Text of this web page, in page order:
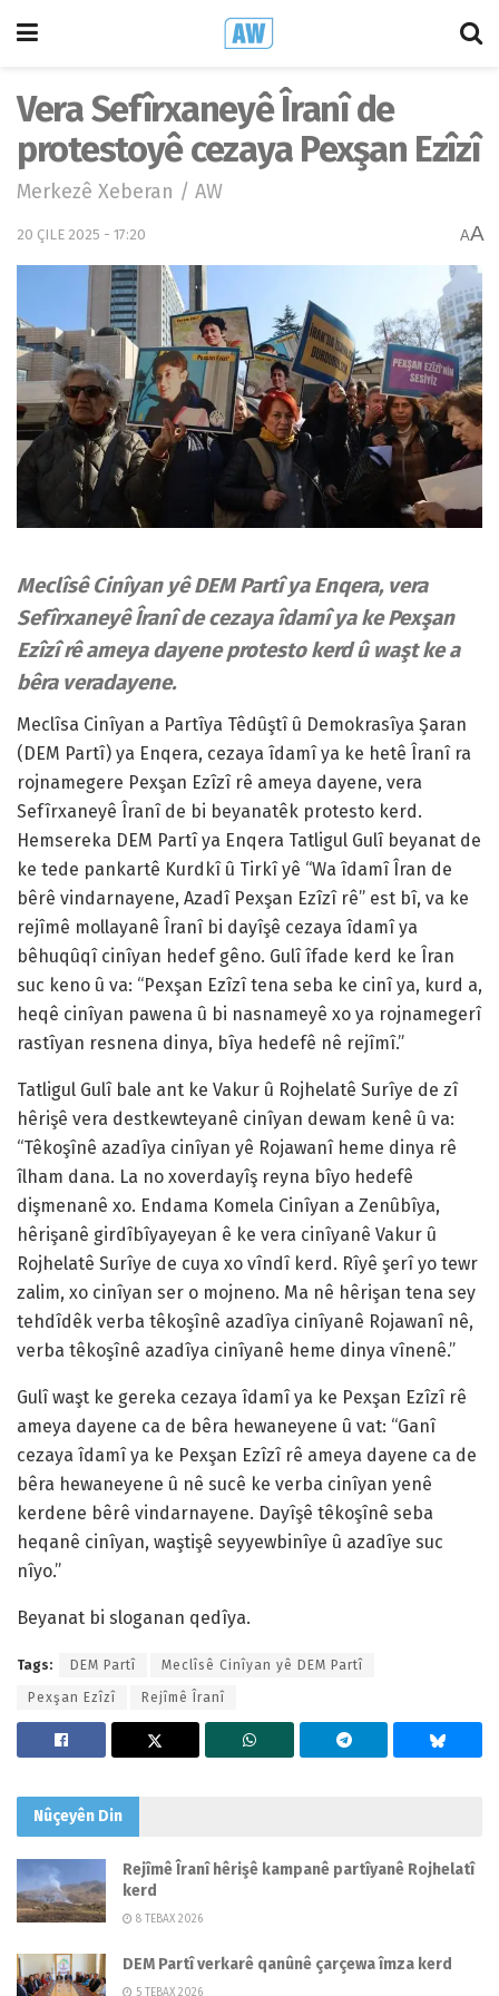
Vera Sefîrxaneyê Îranî de
protestoyê cezaya Pexşan Ezîzî
Merkezê Xeberan / AW
20 ÇILE 2025 - 17:20 AA
Meclîsê Cinîyan yê DEM Partî ya Enqera, vera
Sefîrxaneyê Îranî de cezaya îdamî ya ke Pexşan
Ezîzî rê ameya dayene protesto kerd û waşt ke a
bêra veradayene.
Meclîsa Cinîyan a Partîya Têdûştî û Demokrasîya Şaran
(DEM Partî) ya Enqera, cezaya îdamî ya ke hetê Îranî ra
rojnamegere Pexşan Ezîzî rê ameya dayene, vera
Sefîrxaneyê Îranî de bi beyanatêk protesto kerd.
Hemsereka DEM Partî ya Enqera Tatligul Gulî beyanat de
ke tede pankartê Kurdkî û Tirkî yê “Wa îdamî Îran de
bêrê vindarnayene, Azadî Pexşan Ezîzî rê” est bî, va ke
rejîmê mollayanê Îranî bi dayîşê cezaya îdamî ya
bêhuqûqî cinîyan hedef gêno. Gulî îfade kerd ke Îran
suc keno û va: “Pexşan Ezîzî tena seba ke cinî ya, kurd a,
heqê cinîyan pawena û bi nasnameyê xo ya rojnamegerî
rastîyan resnena dinya, bîya hedefê nê rejîmî.”
Tatligul Gulî bale ant ke Vakur û Rojhelatê Surîye de zî
hêrişê vera destkewteyanê cinîyan dewam kenê û va:
“Têkoşînê azadîya cinîyan yê Rojawanî heme dinya rê
îlham dana. La no xoverdayîş reyna bîyo hedefê
dişmenanê xo. Endama Komela Cinîyan a Zenûbîya,
hêrişanê girdîbîyayeyan ê ke vera cinîyanê Vakur û
Rojhelatê Surîye de cuya xo vîndî kerd. Rîyê şerî yo tewr
zalim, xo cinîyan ser o mojneno. Ma nê hêrişan tena sey
tehdîdêk verba têkoşînê azadîya cinîyanê Rojawanî nê,
verba têkoşînê azadîya cinîyanê heme dinya vînenê.”
Gulî waşt ke gereka cezaya îdamî ya ke Pexşan Ezîzî rê
ameya dayene ca de bêra hewaneyene û vat: “Ganî
cezaya îdamî ya ke Pexşan Ezîzî rê ameya dayene ca de
bêra hewaneyene û nê sucê ke verba cinîyan yenê
kerdene bêrê vindarnayene. Dayîşê têkoşînê seba
heqanê cinîyan, waştişê seyyewbinîye û azadîye suc
nîyo.”
Beyanat bi sloganan qedîya.
Tags: DEM Partî Meclîsê Cinîyan yê DEM Partî
Pexşan Ezîzî Rejîmê Îranî
Nûçeyên Din
Rejîmê Îranî hêrişê kampanê partîyanê Rojhelatî
kerd
8 TEBAX 2026
DEM Partî verkarê qanûnê çarçewa îmza kerd
5 TEBAX 2026